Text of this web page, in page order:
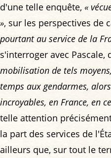
d'une telle enquête, «
», sur les perspectives de
pourtant au service de la
s'interroger avec Pascale,
mobilisation de tels
temps aux gendarmes,
incroyables, en France, en
telle attention
la part des services de
ailleurs que, sur tout le